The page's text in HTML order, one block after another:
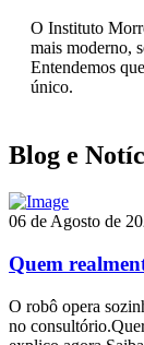
O Instituto
mais moderno,
Entendemos
único.
Blog e
06 de Agosto de
Quem
O robô opera
no